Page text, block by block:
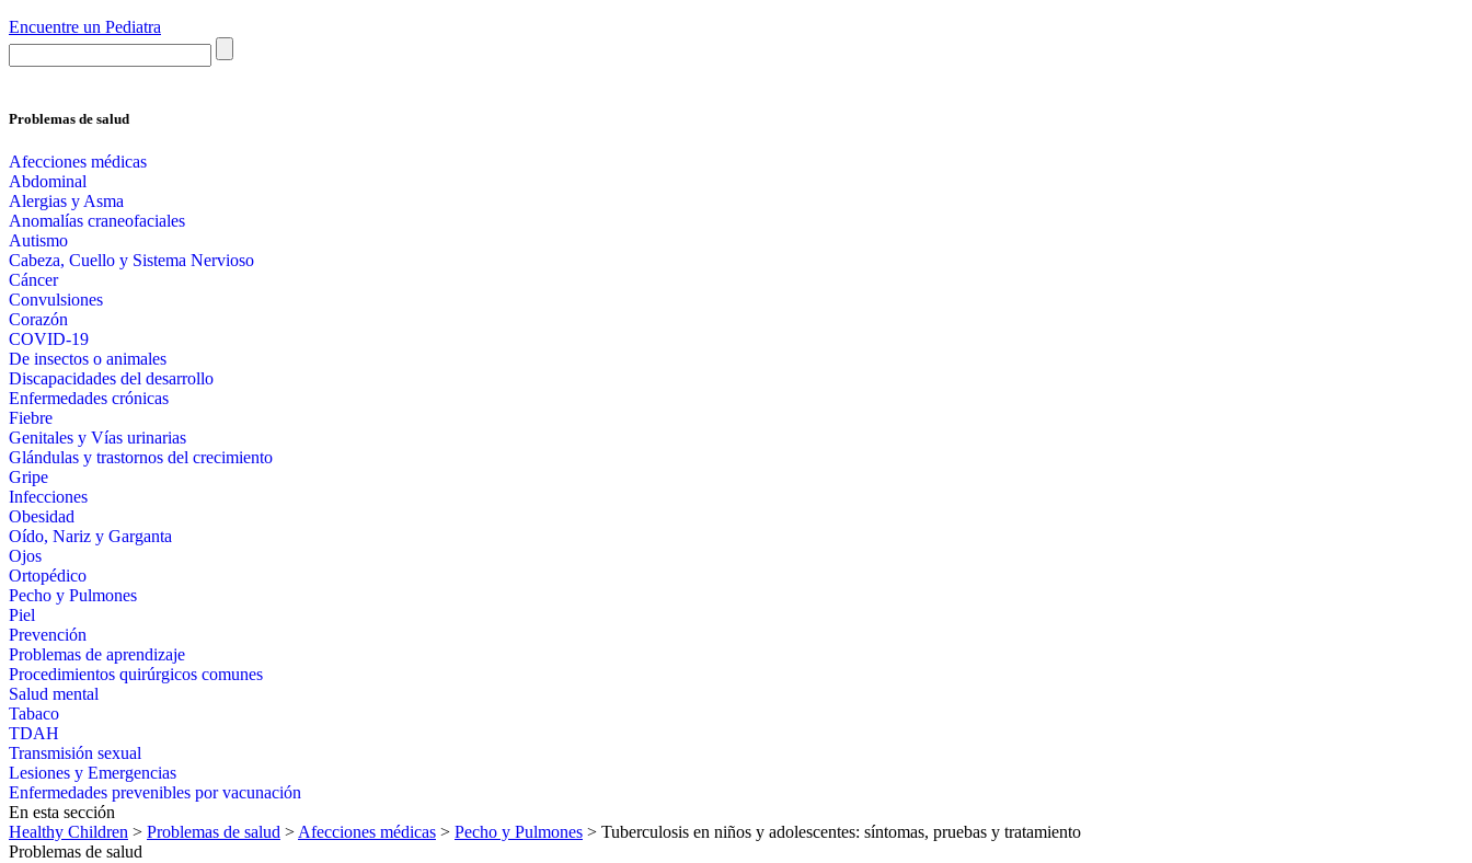
Encuentre un Pediatra
Problemas de salud
Afecciones médicas
Abdominal
Alergias y Asma
Anomalías craneofaciales
Autismo
Cabeza, Cuello y Sistema Nervioso
Cáncer
Convulsiones
Corazón
COVID-19
De insectos o animales
Discapacidades del desarrollo
Enfermedades crónicas
Fiebre
Genitales y Vías urinarias
Glándulas y trastornos del crecimiento
Gripe
Infecciones
Obesidad
Oído, Nariz y Garganta
Ojos
Ortopédico
Pecho y Pulmones
Piel
Prevención
Problemas de aprendizaje
Procedimientos quirúrgicos comunes
Salud mental
Tabaco
TDAH
Transmisión sexual
Lesiones y Emergencias
Enfermedades prevenibles por vacunación
En esta sección
Healthy Children > Problemas de salud > Afecciones médicas > Pecho y Pulmones > Tuberculosis en niños y adolescentes: síntomas, pruebas y tratamiento
Problemas de salud